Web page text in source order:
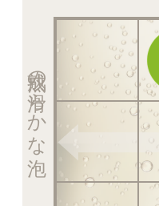
熟成の滑らかな泡